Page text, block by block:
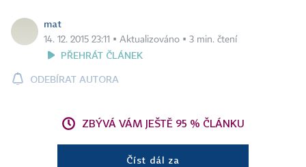
mat
14. 12. 2015 23:11 ▪ Aktualizováno ▪ 3 min. čtení
PŘEHRÁT ČLÁNEK
ODEBÍRAT AUTORA
ZBÝVÁ VÁM JEŠTĚ 95 % ČLÁNKU
Číst dál za